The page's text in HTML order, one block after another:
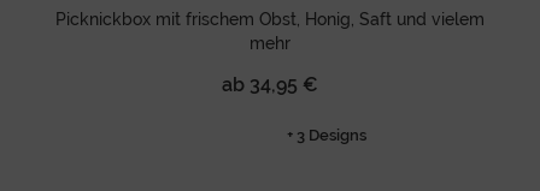
Picknickbox mit frischem Obst, Honig, Saft und vielem
mehr
ab 34,95 €
+ 3 Designs